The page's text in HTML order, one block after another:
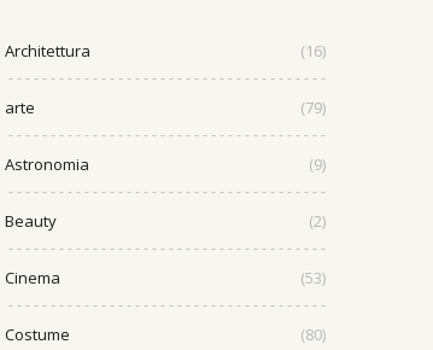
Architettura (16)
arte (79)
Astronomia (9)
Beauty (2)
Cinema (53)
Costume (80)